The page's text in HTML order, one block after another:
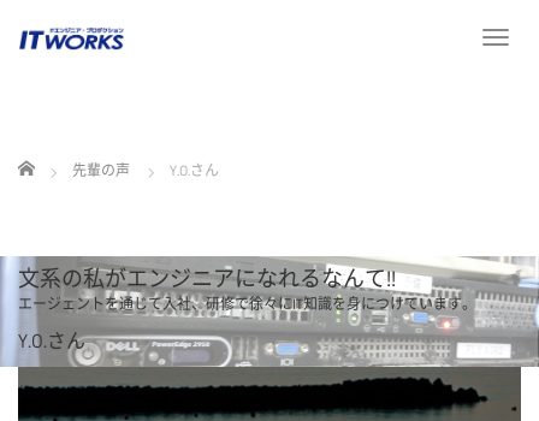
T
v
i
g
a
t
ホーム 先輩の声 Y.O.さん
文系の私がエンジニアになれるなんて!!
エージェントを通じて入社、研修で徐々にIT知識を身につけています。
Y.O.さん